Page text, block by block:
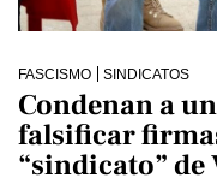
FASCISMO SINDICATOS
Condenan a
falsificar
“sindicato” de